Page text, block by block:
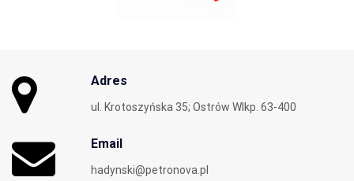
Adres
ul. Krotoszyńska 35; Ostrów Wlkp. 63-400
Email
hadynski@petronova.pl